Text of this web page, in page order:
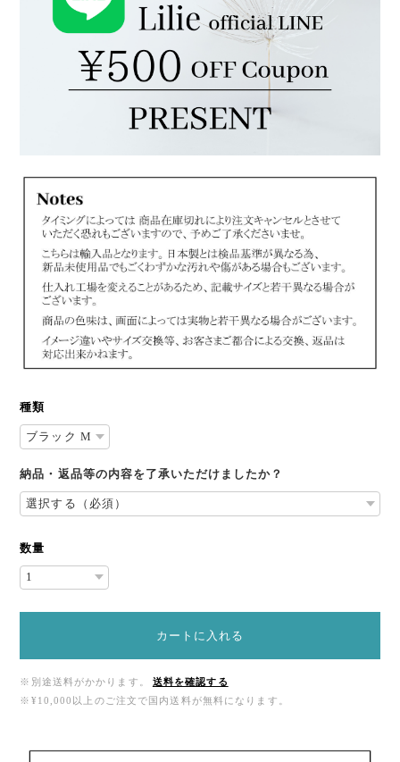
種類
納品・返品等の内容を了承いただけましたか？
数量
カートに入れる
※別途送料がかかります。
送料を確認する
※¥10,000以上のご注文で国内送料が無料になります。